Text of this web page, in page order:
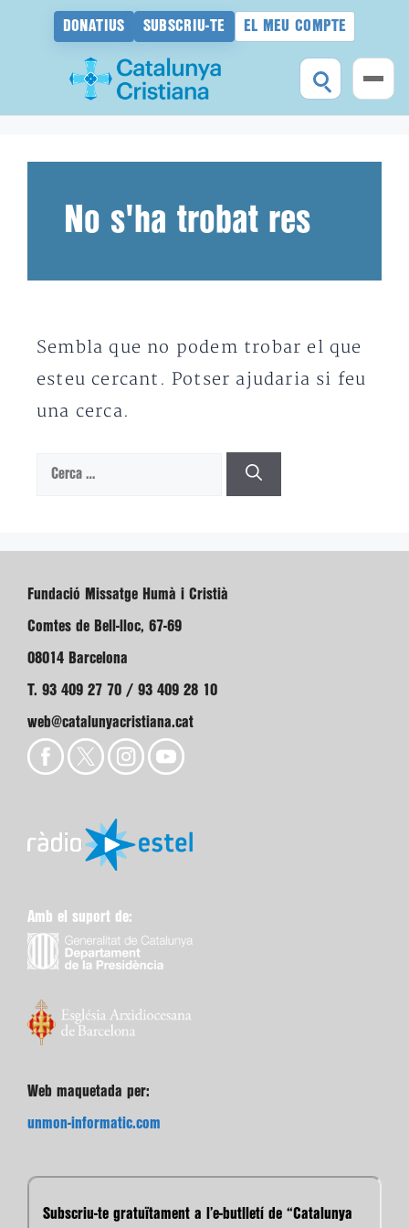
DONATIUS SUBSCRIU-TE EL MEU COMPTE
No s'ha trobat res
Sembla que no podem trobar el que
esteu cercant. Potser ajudaria si feu
una cerca.
Cerca:
Fundació Missatge Humà i Cristià
Comtes de Bell-lloc, 67-69
08014 Barcelona
T. 93 409 27 70 / 93 409 28 10
web@catalunyacristiana.cat
Amb el suport de:
Web maquetada per:
unmon-informatic.com
Subscriu-te gratuïtament a l’e-butlletí de “Catalunya